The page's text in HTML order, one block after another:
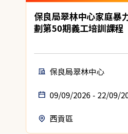
保良局翠林中心家庭暴
劃第50期義工培訓課程
保良局翠林中心
09/09/2026 - 22/09/
西貢區